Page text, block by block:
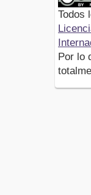
Todos
Por lo